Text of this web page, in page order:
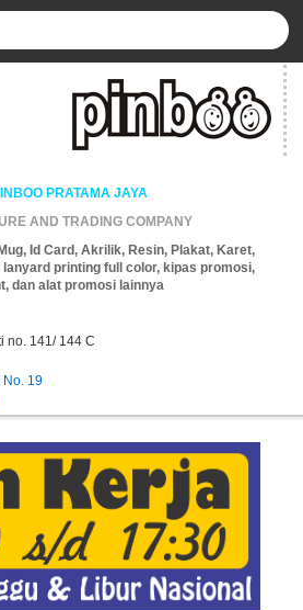
PRATAMA JAYA
AND TRADING COMPANY
Id Card, Akrilik, Resin, Plakat, Karet,
printing full color, kipas promosi,
dan alat promosi lainnya
no. 141/ 144 C
No. 19